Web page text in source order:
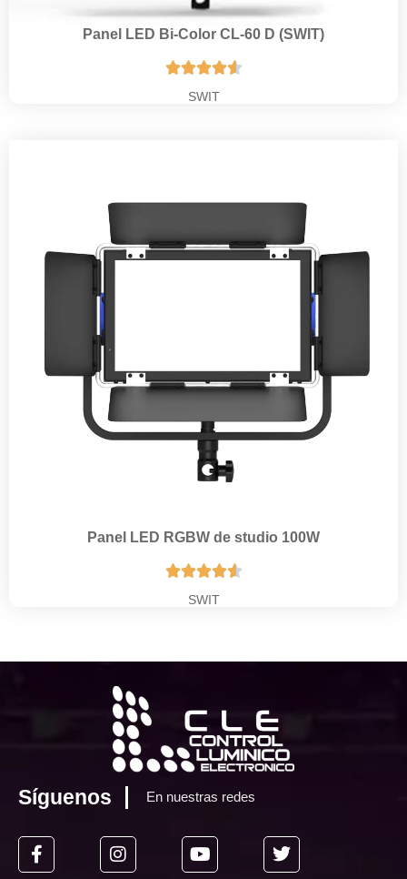
Panel LED Bi-Color CL-60 D (SWIT)

SWIT
Panel LED RGBW de studio 100W

SWIT
Síguenos En nuestras redes